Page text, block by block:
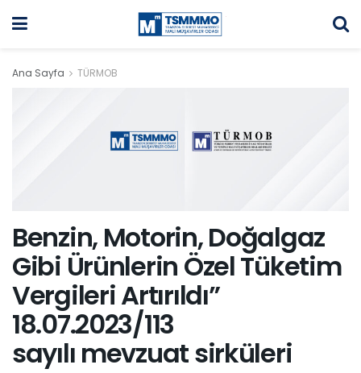
Ana Sayfa TÜRMOB
Benzin, Motorin, Doğalgaz
Gibi Ürünlerin Özel Tüketim
Vergileri Artırıldı”
18.07.2023/113
sayılı mevzuat sirküleri